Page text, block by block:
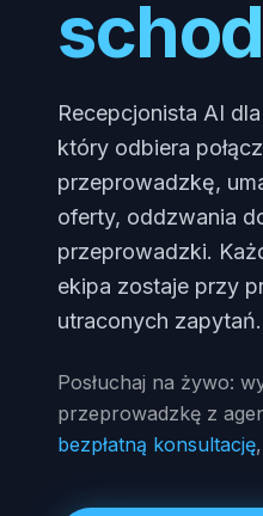
Recepcjonista AI
który odbiera
przeprowadzkę,
oferty, oddzwania
przeprowadzki.
ekipa zostaje przy
utraconych zapytań.
Posłuchaj na żywo:
przeprowadzkę z
bezpłatną konsultację